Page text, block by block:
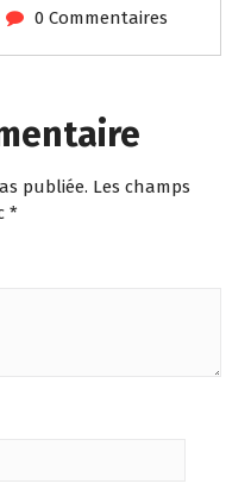
0 Commentaires
publiée. Les champs
*